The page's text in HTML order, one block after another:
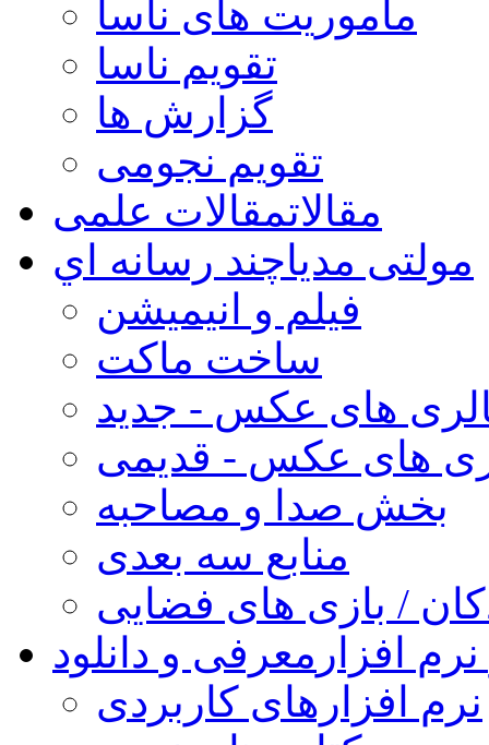
ماموریت های ناسا
تقویم ناسا
گزارش ها
تقویم نجومی
مقالاتمقالات علمی
مولتی مدیاچند رسانه اي
فیلم و انیمیشن
ساخت ماکت
های عکس - جدید
های عکس - قدیمی
بخش صدا و مصاحبه
منابع سه بعدی
/ بازی های فضایی
افزار معرفی و دانلود
نرم افزارهای کاربردی